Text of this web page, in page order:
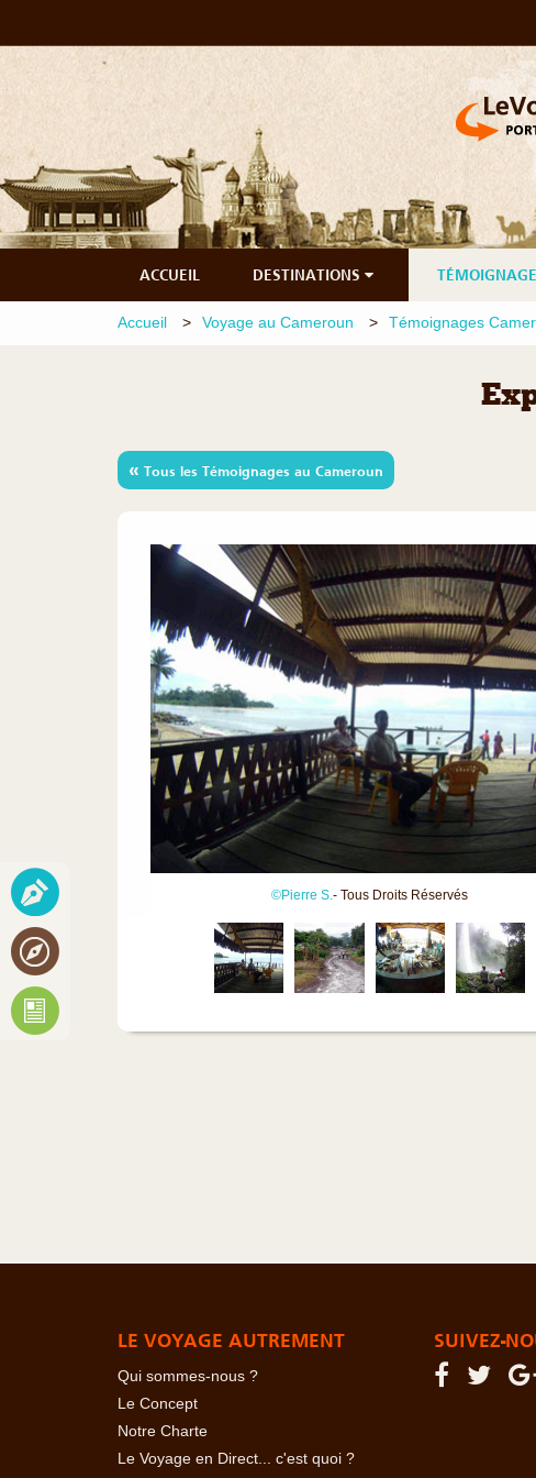
ACCUEIL DESTINATIONS
Accueil Voyage au Cameroun Témoignages
« Tous les Témoignages au Cameroun
©Pierre S.- Tous Droits Réservés
LE VOYAGE AUTREMENT
Qui sommes-nous ?
Le Concept
Notre Charte
Le Voyage en Direct... c'est quoi ?
SUIVEZ-